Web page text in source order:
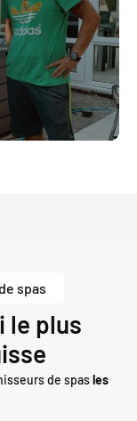
spas
le plus
de spasles